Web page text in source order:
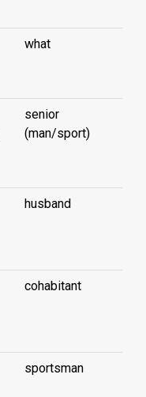
what
senior
(man/sport)
husband
cohabitant
sportsman